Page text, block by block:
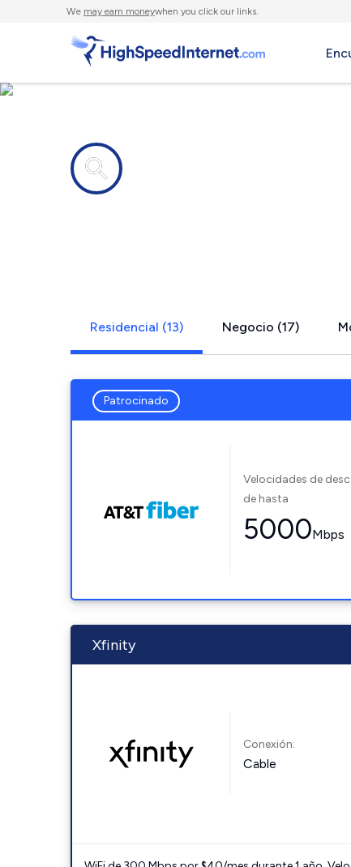
We may earn moneywhen you click our links.
Residencial (13) Negocio (17)
Patrocinado
Velocidades de
de hasta
5000Mbps
Xfinity
Conexión:
Cable